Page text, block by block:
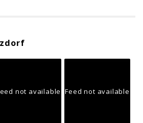
not available Feed not available